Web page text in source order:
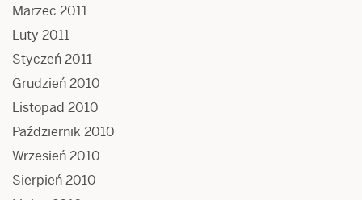
Marzec 2011
Luty 2011
Styczeń 2011
Grudzień 2010
Listopad 2010
Październik 2010
Wrzesień 2010
Sierpień 2010